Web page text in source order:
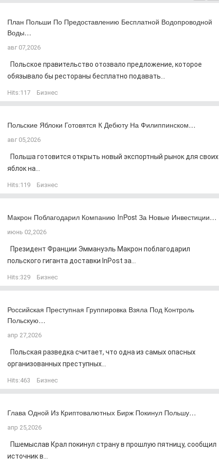
План Польши По Предоставлению Бесплатной Водопроводной
Воды…
авг 07,2026
Польское правительство отозвало предложение, которое
обязывало бы рестораны бесплатно подавать...
Hits:117 Бизнес
Польские Яблоки Готовятся К Дебюту На Филиппинском…
авг 05,2026
Польша готовится открыть новый экспортный рынок для своих
яблок на...
Hits:119 Бизнес
Макрон Поблагодарил Компанию InPost За Новые Инвестиции…
июнь 02,2026
Президент Франции Эммануэль Макрон поблагодарил
польского гиганта доставки InPost за...
Hits:329 Бизнес
Российская Преступная Группировка Взяла Под Контроль
Польскую…
апр 27,2026
Польская разведка считает, что одна из самых опасных
организованных преступных...
Hits:463 Бизнес
Глава Одной Из Криптовалютных Бирж Покинул Польшу…
апр 25,2026
Пшемыслав Крал покинул страну в прошлую пятницу, сообщил
источник в...